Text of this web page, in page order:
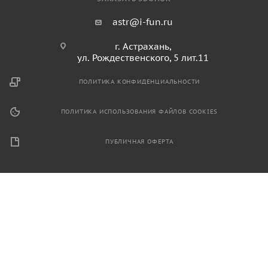
astr@i-fun.ru
г. Астрахань,
ул. Рождественского, 5 лит.11
ПОЛИТИКА КОНФИДЕНЦИАЛЬНОСТИ
ПОЛИТИКА ИСПОЛЬЗОВАНИЯ ФАЙЛОВ COOKIES
ПУБЛИЧНАЯ ОФЕРТА